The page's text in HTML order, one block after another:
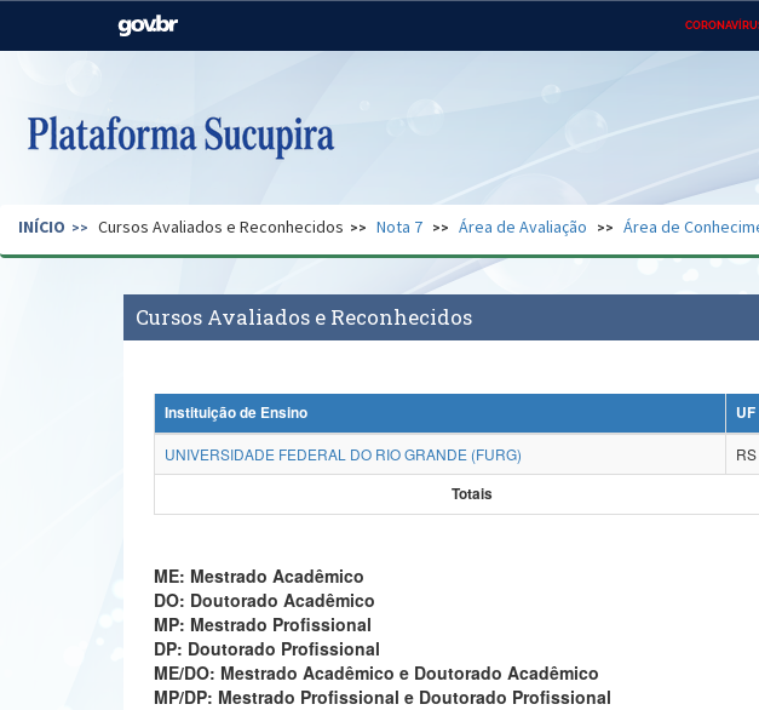
Casa Civil
Pecuária e Abastecimento
Ministério do
Regional
Secretaria de Governo Gabinete de Segurança Advocacia-Geral da União
INÍCIO Cursos Avaliados e Reconhecidos Nota 7 Área de Avaliação Área de
Cursos Avaliados e Reconhecidos
Instituição de Ensino
UF
UNIVERSIDADE FEDERAL DO RIO GRANDE (FURG)
RS
Totais
ME: Mestrado Acadêmico
DO: Doutorado Acadêmico
MP: Mestrado Profissional
DP: Doutorado Profissional
ME/DO: Mestrado Acadêmico e Doutorado Acadêmico
MP/DP: Mestrado Profissional e Doutorado Profissional